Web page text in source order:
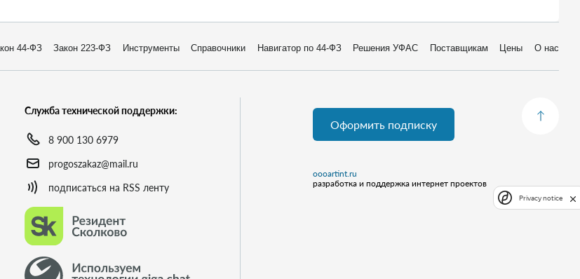
44-ФЗ Закон 223-ФЗ Инструменты Справочники Навигатор по 44-ФЗ Решения УФАС Поставщикам Цены О нас
Служба технической поддержки:
8 900 130 6979
progoszakaz@mail.ru
подписаться на RSS ленту
Оформить подписку
oooartint.ru
разработка и поддержка интернет проектов
Privacy notice